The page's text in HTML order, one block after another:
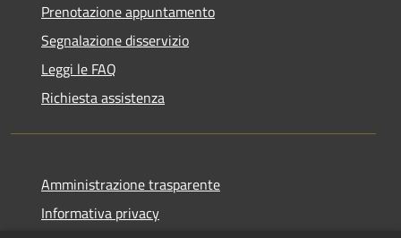
Prenotazione appuntamento
Segnalazione disservizio
Leggi le FAQ
Richiesta assistenza
Amministrazione trasparente
Informativa privacy